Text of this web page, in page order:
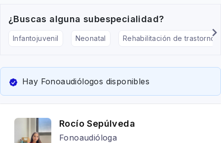
¿Buscas alguna subespecialidad?
Infantojuvenil Neonatal Rehabilitación de
Hay Fonoaudiólogos disponibles
Rocío Sepúlveda
Fonoaudióloga